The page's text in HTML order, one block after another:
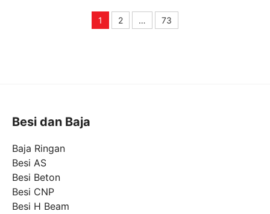
Page
1 Page
2 … Page
73
Besi dan Baja
Baja Ringan
Besi AS
Besi Beton
Besi CNP
Besi H Beam